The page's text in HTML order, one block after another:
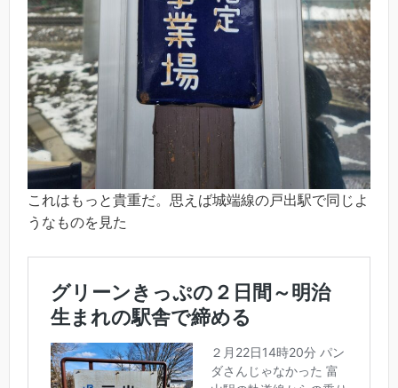
これはもっと貴重だ。思えば城端線の戸出駅で同じよ
うなものを見た